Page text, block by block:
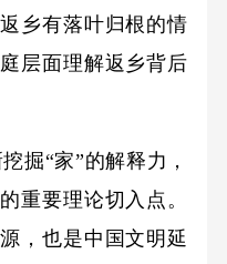
乡有落叶归根的情
层面理解返乡背后
掘“家”的解释力，
重要理论切入点。
，也是中国文明延